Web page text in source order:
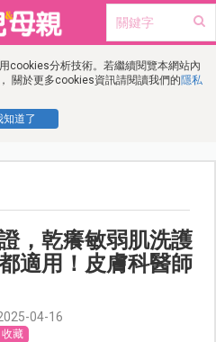
cookies分析技術。若繼續閱覽本網站內
關於更多cookies資訊請閱讀我們的隱私
知道了
，乾癢敏弱肌洗護
適用！皮膚科醫師
04-16
收藏